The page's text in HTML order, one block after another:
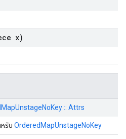
x)
:: Attrs
รับ OrderedMapUnstageNoKey